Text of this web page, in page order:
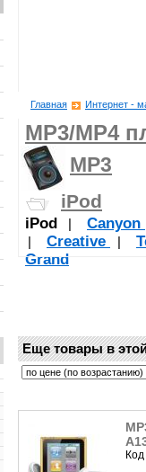
Главная Интернет -
MP3/MP4
MP3
iPod
iPod | Canyon
|
Creative |
Grand
Еще товары в